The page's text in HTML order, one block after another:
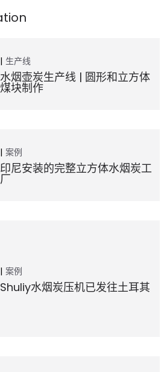
生产线
水烟壶炭生产线 | 圆形和立方体
煤块制作
案例
印尼安装的完整立方体水烟炭工
厂
案例
Shuliy水烟炭压机已发往土耳其